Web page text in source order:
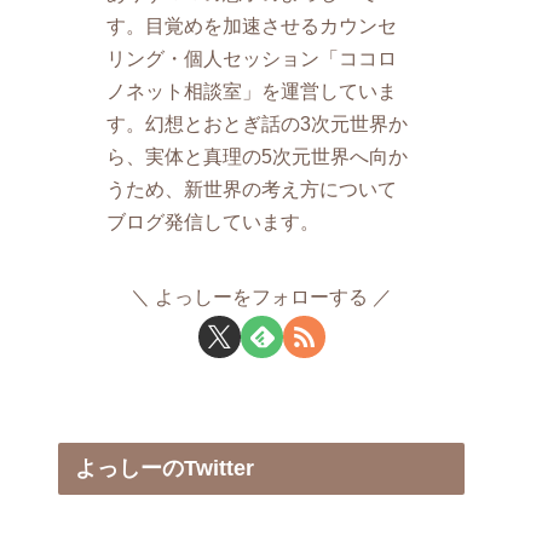
す。目覚めを加速させるカウンセ
リング・個人セッション「ココロ
ノネット相談室」を運営していま
す。幻想とおとぎ話の3次元世界か
ら、実体と真理の5次元世界へ向か
うため、新世界の考え方について
ブログ発信しています。
よっしーをフォローする
よっしーのTwitter